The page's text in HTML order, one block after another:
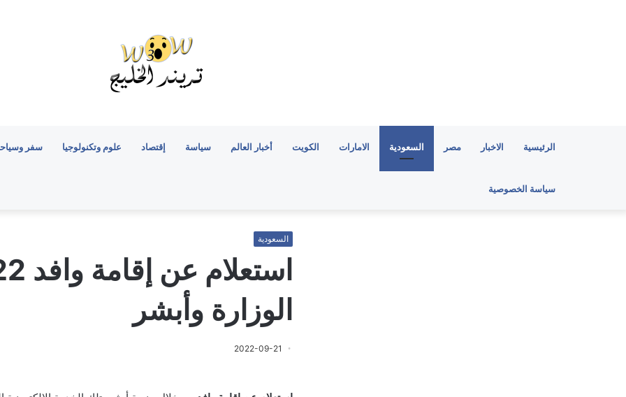
الرئيسية الاخبار مصر السعودية الامارات الكويت أخبار العالم سياسة إقتصاد علوم وتكنولوجيا سفر
سياسة الخصوصية
السعودية
الوزارة وأبشر
2022-09-21